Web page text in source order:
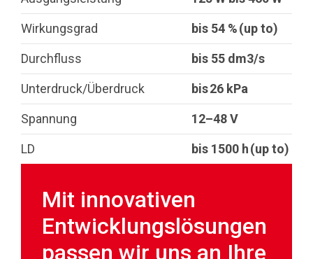
Wirkungsgrad bis 54 % (up to)
Durchfluss bis 55 dm3/s
Unterdruck/Überdruck bis 26 kPa
Spannung 12–48 V
LD bis 1500 h (up to)
Mit innovativen
Entwicklungslösungen
passen wir uns an Ihre